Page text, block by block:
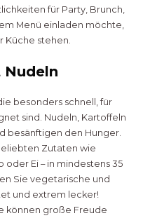
für Party, Brunch,
Menü einladen möchte,
Küche stehen.
Nudeln
besonders schnell, für
sind. Nudeln, Kartoffeln
besänftigen den Hunger.
Zutaten wie
oder Ei – in mindestens 35
Sie vegetarische und
und extrem lecker!
können große Freude